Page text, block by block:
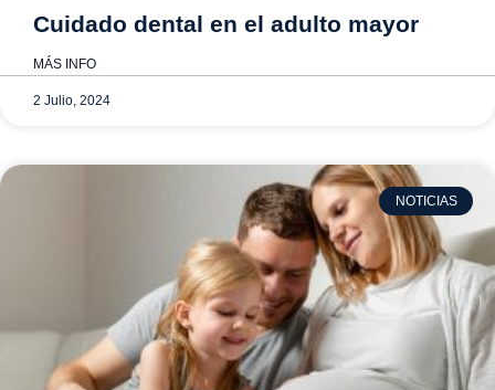
Cuidado dental en el adulto mayor
MÁS INFO
2 Julio, 2024
NOTICIAS